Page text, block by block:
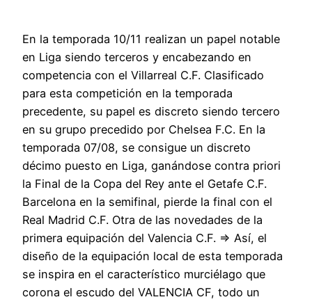
En la temporada 10/11 realizan un papel notable
en Liga siendo terceros y encabezando en
competencia con el Villarreal C.F. Clasificado
para esta competición en la temporada
precedente, su papel es discreto siendo tercero
en su grupo precedido por Chelsea F.C. En la
temporada 07/08, se consigue un discreto
décimo puesto en Liga, ganándose contra priori
la Final de la Copa del Rey ante el Getafe C.F.
Barcelona en la semifinal, pierde la final con el
Real Madrid C.F. Otra de las novedades de la
primera equipación del Valencia C.F. ⇒ Así, el
diseño de la equipación local de esta temporada
se inspira en el característico murciélago que
corona el escudo del VALENCIA CF, todo un